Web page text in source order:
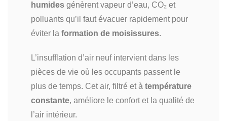
humides génèrent vapeur d’eau, CO₂ et
polluants qu’il faut évacuer rapidement pour
éviter la formation de moisissures.
L’insufflation d’air neuf intervient dans les
pièces de vie où les occupants passent le
plus de temps. Cet air, filtré et à température
constante, améliore le confort et la qualité de
l’air intérieur.